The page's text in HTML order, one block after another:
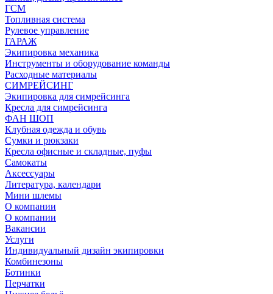
ГСМ
Топливная система
Рулевое управление
ГАРАЖ
Экипировка механика
Инструменты и оборудование команды
Расходные материалы
СИМРЕЙСИНГ
Экипировка для симрейсинга
Кресла для симрейсинга
ФАН ШОП
Клубная одежда и обувь
Сумки и рюкзаки
Кресла офисные и складные, пуфы
Самокаты
Аксессуары
Литература, календари
Мини шлемы
О компании
О компании
Вакансии
Услуги
Индивидуальный дизайн экипировки
Комбинезоны
Ботинки
Перчатки